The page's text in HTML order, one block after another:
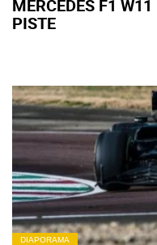
MERCEDES F1
PISTE
DIAPORAMA